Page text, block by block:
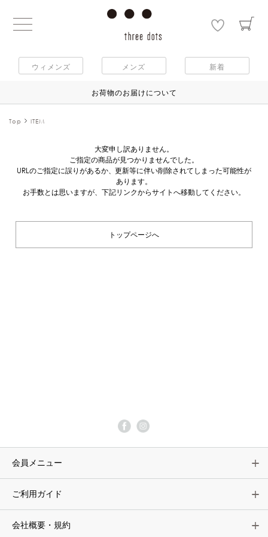
ウィメンズ メンズ 新着
お荷物のお届けについて
Top ITEM
大変申し訳ありません。
ご指定の商品が見つかりませんでした。
URLのご指定に誤りがあるか、更新等に伴い削除されてしまった可能性が
あります。
お手数とは思いますが、下記リンクからサイトへ移動してください。
トップページへ
会員メニュー
ご利用ガイド
会社概要・規約